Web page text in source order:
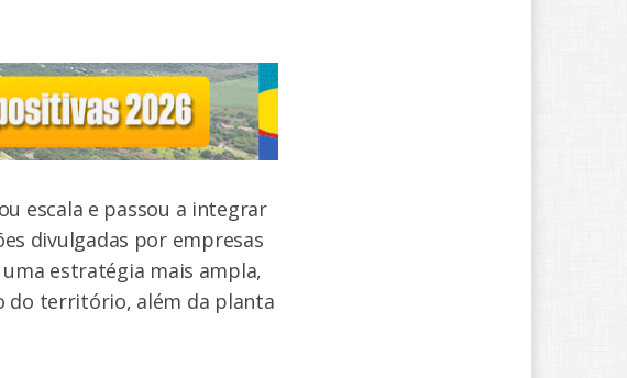
escala e passou a integrar
divulgadas por empresas
estratégia mais ampla,
do território, além da planta